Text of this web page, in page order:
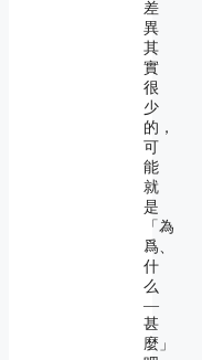
差
異
其
實
很
少
的，
可
能
就
是
「為
爲、
什
么
―
甚
麼」